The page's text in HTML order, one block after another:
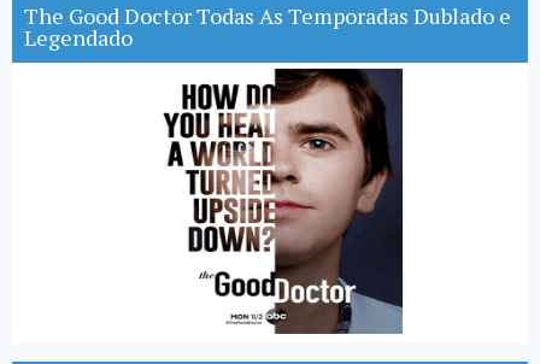
The Good Doctor Todas As Temporadas Dublado e
Legendado